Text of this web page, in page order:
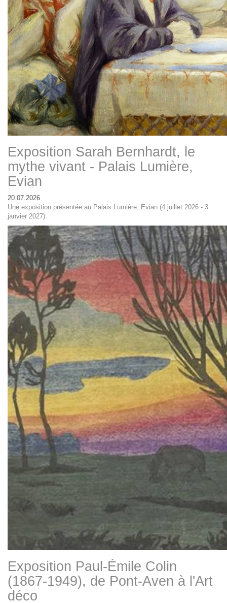
Exposition Sarah Bernhardt, le
mythe vivant - Palais Lumière,
Evian
20.07.2026
Une exposition présentée au Palais Lumière, Evian (4 juillet 2026 - 3
janvier 2027)
Exposition Paul-Émile Colin
(1867-1949), de Pont-Aven à l'Art
déco